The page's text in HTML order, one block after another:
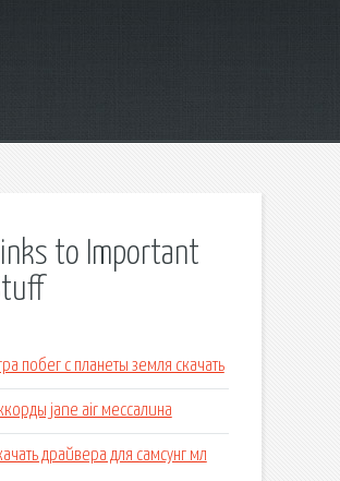
to Important
побег с планеты земля скачать
jane air мессалина
драйвера для самсунг мл